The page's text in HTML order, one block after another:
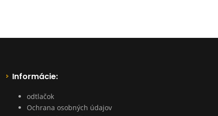
Informácie:
odtlačok
Ochrana osobných údajov